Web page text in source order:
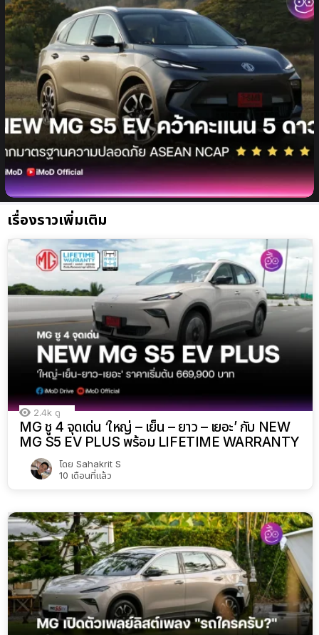
NEW MG S5 EV คว้า มาตรฐานความปลอดภัย 5 ดาว
ASEAN NCAP ขึ้นแท่นเอสยูวีไฟฟ้าที่ขับขี่ปลอดภัยระดับ
โลก
เรื่องราวเพิ่มเติม
2.4k ดู
MG ชู 4 จุดเด่น ‘ใหญ่ – เย็น – ยาว – เยอะ’ กับ NEW
MG S5 EV PLUS พร้อม LIFETIME WARRANTY
โดย Sahakrit S
10 เดือนที่แล้ว